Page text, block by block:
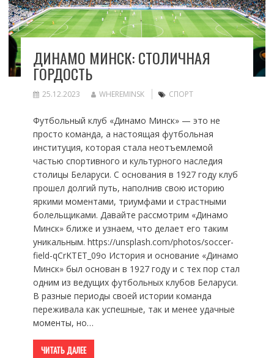
ДИНАМО МИНСК: СТОЛИЧНАЯ
ГОРДОСТЬ
25.12.2023 WHEREMINSK СПОРТ
Футбольный клуб «Динамо Минск» — это не
просто команда, а настоящая футбольная
институция, которая стала неотъемлемой
частью спортивного и культурного наследия
столицы Беларуси. С основания в 1927 году клуб
прошел долгий путь, наполнив свою историю
яркими моментами, триумфами и страстными
болельщиками. Давайте рассмотрим «Динамо
Минск» ближе и узнаем, что делает его таким
уникальным. https://unsplash.com/photos/soccer-
field-qCrKTET_09o История и основание «Динамо
Минск» был основан в 1927 году и с тех пор стал
одним из ведущих футбольных клубов Беларуси.
В разные периоды своей истории команда
переживала как успешные, так и менее удачные
моменты, но…
ЧИТАТЬ ДАЛЕЕ